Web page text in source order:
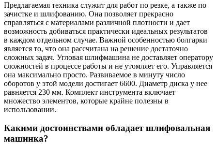
Предлагаемая техника служит для работ по резке, а также по
зачистке и шлифованию. Она позволяет прекрасно
справляться с материалами различной плотности и дает
возможность добиваться практически идеальных результатов
в каждом отдельном случае. Важной особенностью болгарки
является то, что она рассчитана на решение достаточно
сложных задач. Угловая шлифмашина не доставляет оператору
сложностей в процессе работы и не утомляет его. Управляется
она максимально просто. Развиваемое в минуту число
оборотов у этой модели достигает 6600. Диаметр диска у нее
равняется 230 мм. Комплект инструмента включает
множество элементов, которые крайне полезны в
использовании.
Какими достоинствами обладает шлифовальная
машинка?